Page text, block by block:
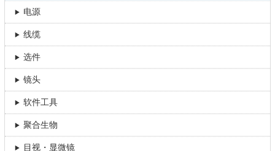
电源
线缆
选件
镜头
软件工具
聚合生物
目视・显微镜